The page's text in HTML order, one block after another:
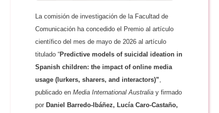
La comisión de investigación de la Facultad de
Comunicación ha concedido el Premio al artículo
científico del mes de mayo de 2026 al artículo
titulado “Predictive models of suicidal ideation in
Spanish children: the impact of online media
usage (lurkers, sharers, and interactors)”,
publicado enMedia International Australia y firmado
por Daniel Barredo-Ibáñez, Lucía Caro-Castaño,